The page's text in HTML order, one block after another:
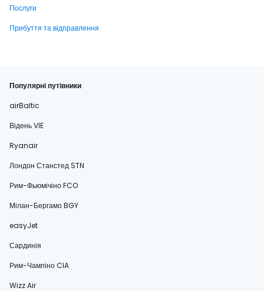
Послуги
Прибуття та відправлення
Популярні путівники
airBaltic
Відень VIE
Ryanair
Лондон Станстед STN
Рим-Фьюмічіно FCO
Мілан-Бергамо BGY
easyJet
Сардинія
Рим-Чампіно CIA
Wizz Air